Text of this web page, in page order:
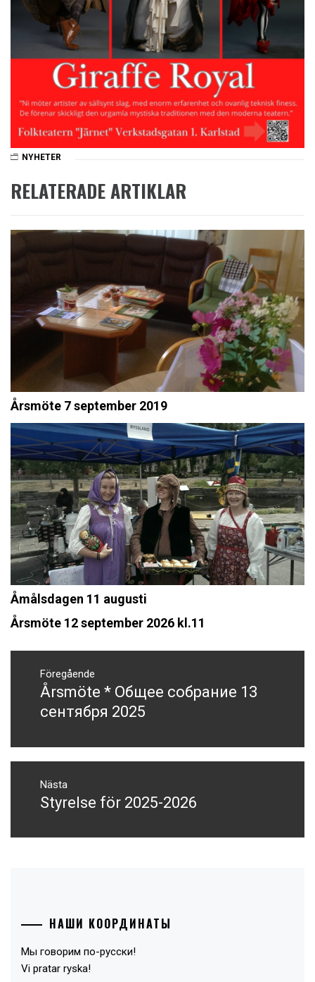
NYHETER
RELATERADE ARTIKLAR
Årsmöte 7 september 2019
Åmålsdagen 11 augusti
Årsmöte 12 september 2026 kl.11
Inläggsnavigering
Föregående
Föregående
inlägg:
Årsmöte * Общее собрание 13
сентября 2025
Nästa
Nästa
Styrelse för 2025-2026
НАШИ КООРДИНАТЫ
Мы говорим по-русски!
Vi pratar ryska!